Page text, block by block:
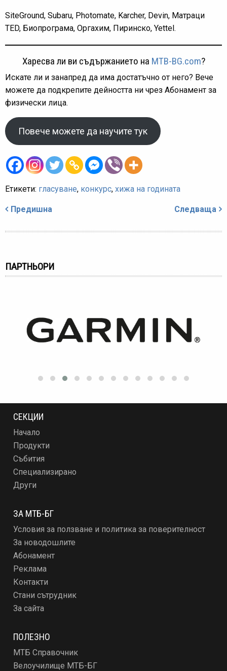
SiteGround, Subaru, Photomate, Karcher, Devin, Матраци
TED, Биопрограма, Оргахим, Пиринско, Yettel.
Харесва ли ви съдържанието на MTB-BG.com?
Искате ли и занапред да има достатъчно от него? Вече
можете да подкрепите дейността ни чрез Абонамент за
физически лица.
Повече можете да научите тук
Етикети: гласуване, конкурс, хижа на годината
Предишна Следваща
ПАРТНЬОРИ
СЕКЦИИ
Начало
Продукти
Събития
Специализирано
Други
ЗА МТБ-БГ
Условия за ползване и политика за поверителност
За новодошлите
Абонамент
Реклама
Контакти
Стани сътрудник
За сайта
ПОЛЕЗНО
МТБ Справочник
Велоучилище МТБ-БГ